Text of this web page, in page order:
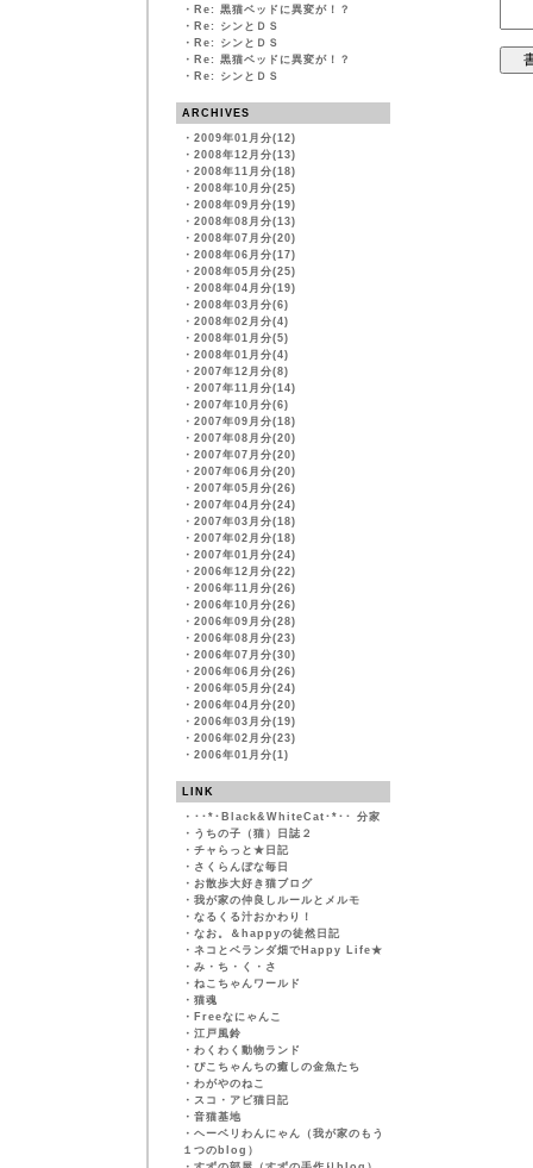
・ Re: 黒猫ベッドに異変が！？
・ Re: シンとＤＳ
・ Re: シンとＤＳ
・ Re: 黒猫ベッドに異変が！？
・ Re: シンとＤＳ
ARCHIVES
・ 2009年01月分(12)
・ 2008年12月分(13)
・ 2008年11月分(18)
・ 2008年10月分(25)
・ 2008年09月分(19)
・ 2008年08月分(13)
・ 2008年07月分(20)
・ 2008年06月分(17)
・ 2008年05月分(25)
・ 2008年04月分(19)
・ 2008年03月分(6)
・ 2008年02月分(4)
・ 2008年01月分(5)
・ 2008年01月分(4)
・ 2007年12月分(8)
・ 2007年11月分(14)
・ 2007年10月分(6)
・ 2007年09月分(18)
・ 2007年08月分(20)
・ 2007年07月分(20)
・ 2007年06月分(20)
・ 2007年05月分(26)
・ 2007年04月分(24)
・ 2007年03月分(18)
・ 2007年02月分(18)
・ 2007年01月分(24)
・ 2006年12月分(22)
・ 2006年11月分(26)
・ 2006年10月分(26)
・ 2006年09月分(28)
・ 2006年08月分(23)
・ 2006年07月分(30)
・ 2006年06月分(26)
・ 2006年05月分(24)
・ 2006年04月分(20)
・ 2006年03月分(19)
・ 2006年02月分(23)
・ 2006年01月分(1)
LINK
・ ･･*･Black&WhiteCat･*･･ 分家
・ うちの子（猫）日誌２
・ チャらっと★日記
・ さくらんぼな毎日
・ お散歩大好き猫ブログ
・ 我が家の仲良しルールとメルモ
・ なるくる汁おかわり！
・ なお。＆happyの徒然日記
・ ネコとベランダ畑でHappy Life★
・ み・ち・く・さ
・ ねこちゃんワールド
・ 猫魂
・ Freeなにゃんこ
・ 江戸風鈴
・ わくわく動物ランド
・ ぴこちゃんちの癒しの金魚たち
・ わがやのねこ
・ スコ・アビ猫日記
・ 音猫基地
・ ヘーベリわんにゃん（我が家のもう
１つのblog）